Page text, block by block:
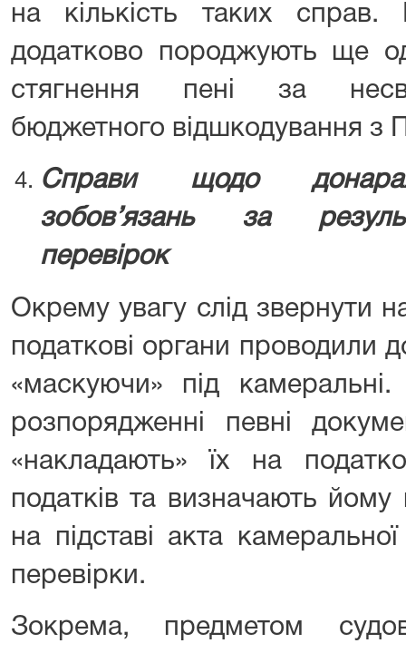
на кількість таких
додатково породжують ще
стягнення пені за
бюджетного відшкодування з
Справи щодо
зобов’язань за
перевірок
Окрему увагу слід звернути
податкові органи проводили
«маскуючи» під
розпорядженні певні
«накладають» їх на
податків та визначають йому
на підставі акта
перевірки.
Зокрема, предметом